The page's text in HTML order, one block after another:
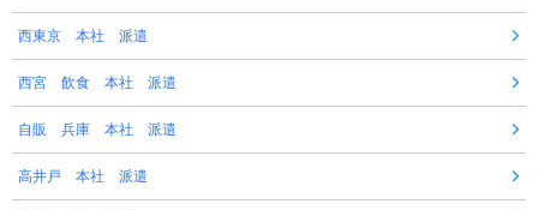
西東京 本社 派遣
西宮 飲食 本社 派遣
自販 兵庫 本社 派遣
高井戸 本社 派遣